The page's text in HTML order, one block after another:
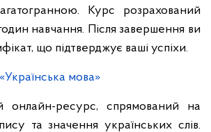
Курс розрахований
навчання. Після завершення ви
що підтверджує ваші успіхи.
мова»
онлайн-ресурс, спрямований на
та значення українських слів.